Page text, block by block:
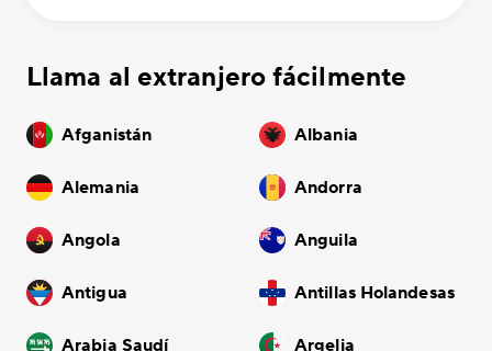
Llama al extranjero fácilmente
Afganistán Albania
Alemania Andorra
Angola Anguila
Antigua Antillas Holandesas
Arabia Saudí Argelia